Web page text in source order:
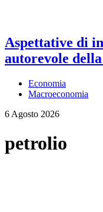
Aspettative di
autorevole
Economia
Macroeconomia
6 Agosto 2026
petrolio